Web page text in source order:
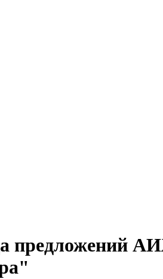
предложений